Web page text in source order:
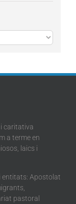
caritativa
a terme en
laics i
entitats: Apostolat
pastoral